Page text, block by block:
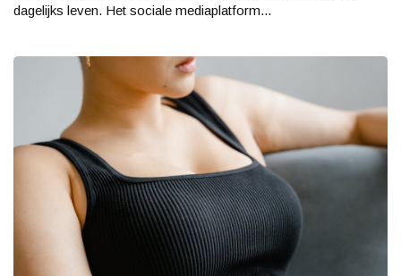
dagelijks leven. Het sociale mediaplatform...